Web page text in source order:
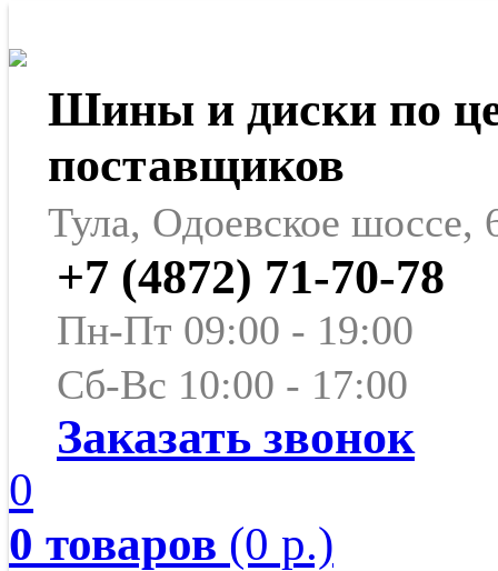
Шины и диски по
поставщиков
Тула, Одоевское шоссе,
+7 (4872) 71-70-78
Пн-Пт 09:00 - 19:00
Сб-Вс 10:00 - 17:00
Заказать звонок
0
0 товаров (0 р.)